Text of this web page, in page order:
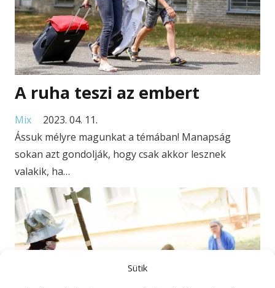
Sütik
A ruha teszi az embert
Mix
2023. 04. 11.
Ássuk mélyre magunkat a témában! Manapság
sokan azt gondolják, hogy csak akkor lesznek
valakik, ha…